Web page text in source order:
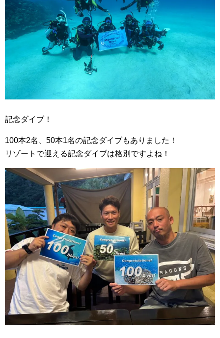
記念ダイブ！
100本2名、50本1名の記念ダイブもありました！
リゾートで迎える記念ダイブは格別ですよね！